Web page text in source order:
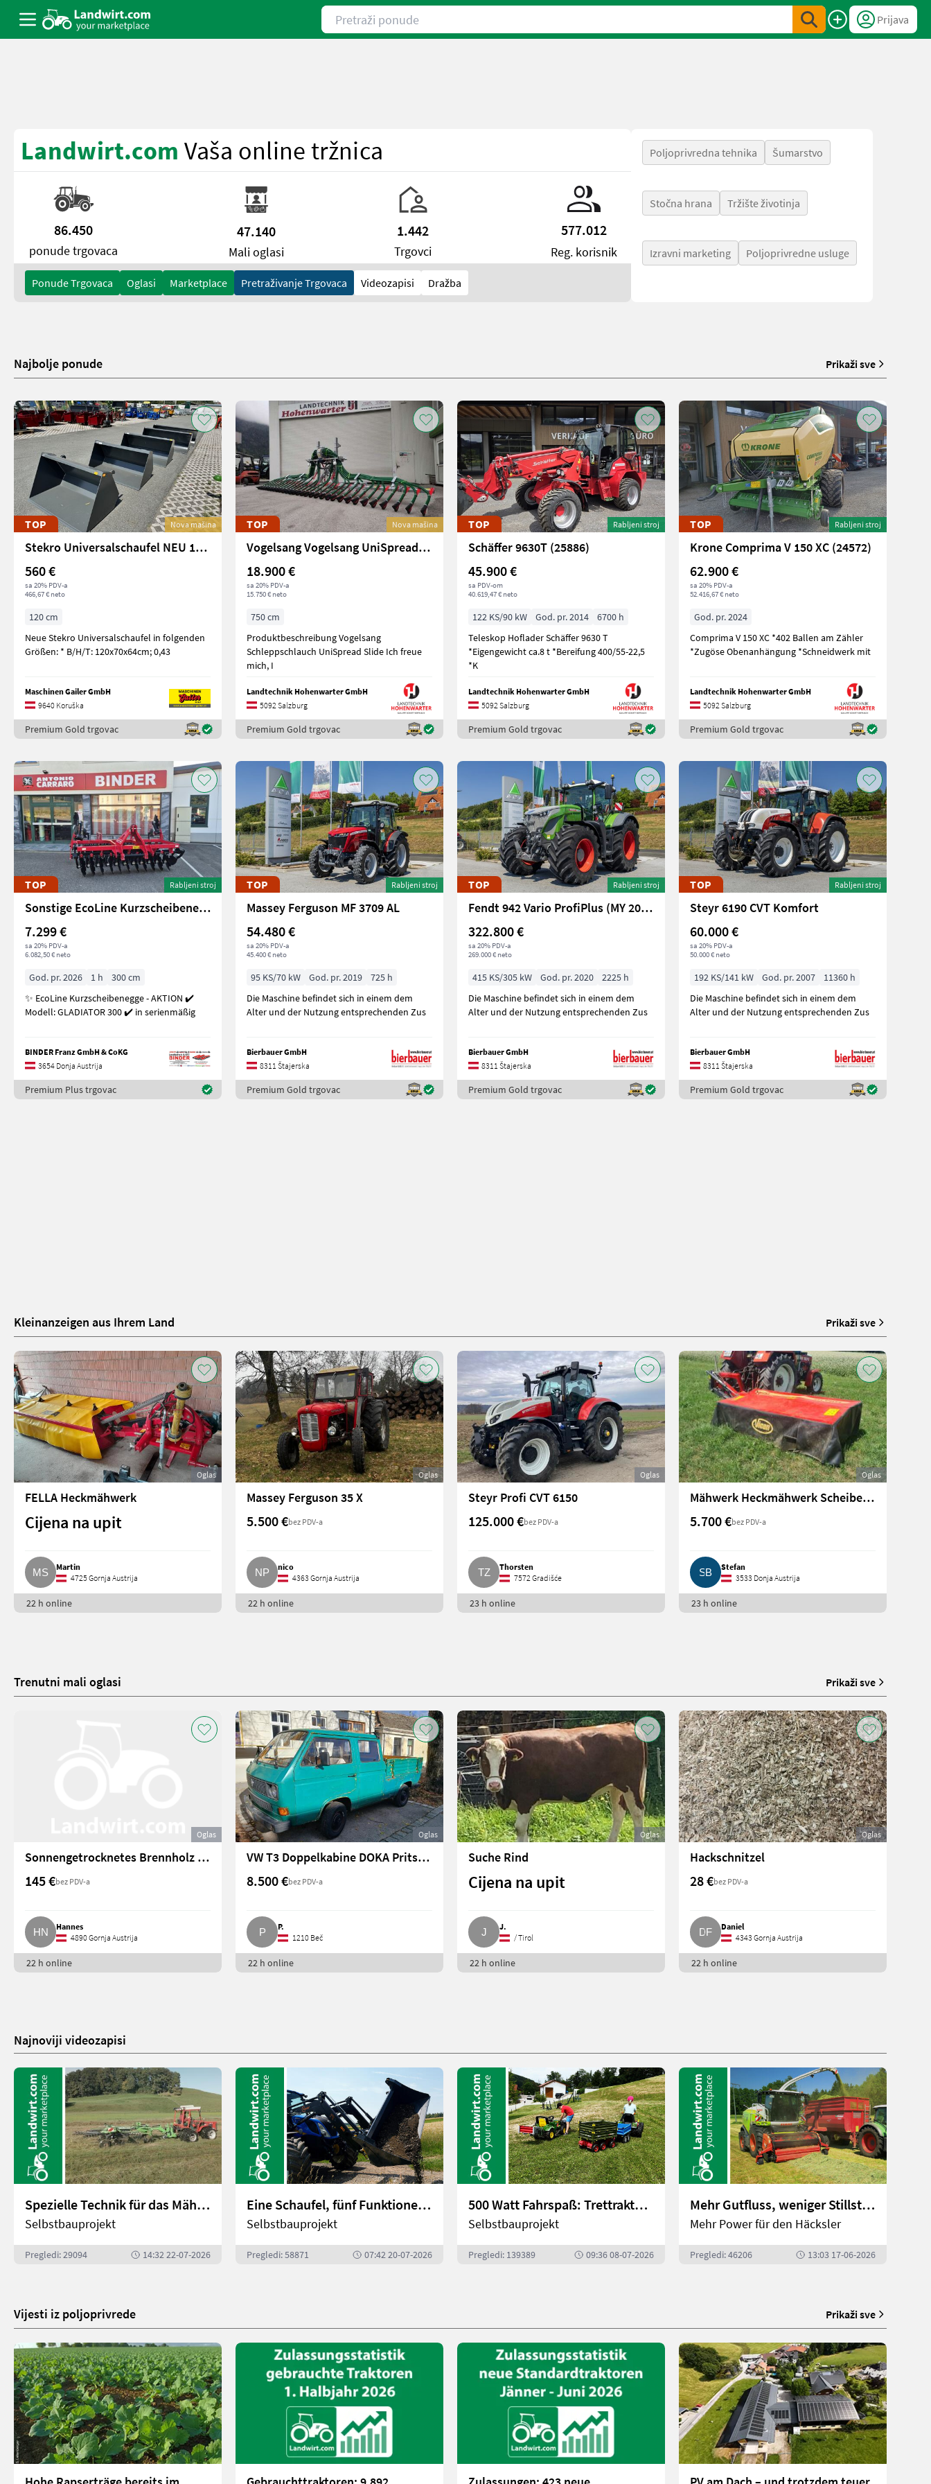
a11y.skipToContent Pretraži ponude
Prijava
Landwirt.com Vaša online tržnica
86.450
ponude trgovaca
47.140
Mali oglasi
1.442
Trgovci
577.012
Reg. korisnik
Ponude Trgovaca Oglasi Marketplace Pretraživanje Trgovaca Videozapisi Dražba
Poljoprivredna tehnika Šumarstvo
Stočna hrana Tržište životinja
Izravni marketing Poljoprivredne usluge
Najbolje ponude Prikaži sve
TOP Nova mašina
Stekro Universalschaufel NEU 120 - 240 cm
560 €
sa 20% PDV-a
466,67 € neto
120 cm
Neue Stekro Universalschaufel in folgenden
Größen: * B/H/T: 120x70x64cm; 0,43
Maschinen Gailer GmbH
9640 Koruška
Premium Gold trgovac
TOP Nova mašina
Vogelsang Vogelsang UniSpread Slide 7,5m (14546)
18.900 €
sa 20% PDV-a
15.750 € neto
750 cm
Produktbeschreibung Vogelsang
Schleppschlauch UniSpread Slide Ich freue
mich, I
Landtechnik Hohenwarter GmbH
5092 Salzburg
Premium Gold trgovac
TOP Rabljeni stroj
Schäffer 9630T (25886)
45.900 €
sa PDV-om
40.619,47 € neto
122 KS/90 kW God. pr. 2014
6700 h
Teleskop Hoflader Schäffer 9630 T
*Eigengewicht ca.8 t *Bereifung 400/55-22,5
*K
Landtechnik Hohenwarter GmbH
5092 Salzburg
Premium Gold trgovac
TOP Rabljeni stroj
Krone Comprima V 150 XC (24572)
62.900 €
sa 20% PDV-a
52.416,67 € neto
God. pr. 2024
Comprima V 150 XC *402 Ballen am Zähler
*Zugöse Obenanhängung *Schneidwerk mit
Landtechnik Hohenwarter GmbH
5092 Salzburg
Premium Gold trgovac
TOP Rabljeni stroj
Sonstige EcoLine Kurzscheibenegge GLADIATOR 300
7.299 €
sa 20% PDV-a
6.082,50 € neto
God. pr. 2026 1 h
300 cm
✨ EcoLine Kurzscheibenegge - AKTION ✔️
Modell: GLADIATOR 300 ✔️ in serienmäßig
BINDER Franz GmbH & CoKG
3654 Donja Austrija
Premium Plus trgovac
TOP Rabljeni stroj
Massey Ferguson MF 3709 AL
54.480 €
sa 20% PDV-a
45.400 € neto
95 KS/70 kW God. pr. 2019
725 h
Die Maschine befindet sich in einem dem
Alter und der Nutzung entsprechenden Zus
Bierbauer GmbH
8311 Štajerska
Premium Gold trgovac
TOP Rabljeni stroj
Fendt 942 Vario ProfiPlus (MY 2020)
322.800 €
sa 20% PDV-a
269.000 € neto
415 KS/305 kW God. pr. 2020
2225 h
Die Maschine befindet sich in einem dem
Alter und der Nutzung entsprechenden Zus
Bierbauer GmbH
8311 Štajerska
Premium Gold trgovac
TOP Rabljeni stroj
Steyr 6190 CVT Komfort
60.000 €
sa 20% PDV-a
50.000 € neto
192 KS/141 kW God. pr. 2007
11360 h
Die Maschine befindet sich in einem dem
Alter und der Nutzung entsprechenden Zus
Bierbauer GmbH
8311 Štajerska
Premium Gold trgovac
Kleinanzeigen aus Ihrem Land Prikaži sve
Oglas
FELLA Heckmähwerk
Cijena na upit
Martin
4725 Gornja Austrija
22 h online
Oglas
Massey Ferguson 35 X
5.500 €bez PDV-a
nico
4363 Gornja Austrija
22 h online
Oglas
Steyr Profi CVT 6150
125.000 €bez PDV-a
Thorsten
7572 Gradišće
23 h online
Oglas
Mähwerk Heckmähwerk Scheibenmähwerk Vicon Extra 122
5.700 €bez PDV-a
Stefan
3533 Donja Austrija
23 h online
Trenutni mali oglasi Prikaži sve
Oglas
Sonnengetrocknetes Brennholz 25 cm
145 €bez PDV-a
Hannes
4890 Gornja Austrija
22 h online
Oglas
VW T3 Doppelkabine DOKA Pritsche PKW
8.500 €bez PDV-a
P.
1210 Beč
22 h online
Oglas
Suche Rind
Cijena na upit
J.
/ Tirol
22 h online
Oglas
Hackschnitzel
28 €bez PDV-a
Daniel
4343 Gornja Austrija
22 h online
Najnoviji videozapisi
Spezielle Technik für das Mähen von Feuchtwiesen | landwirt.com
Selbstbauprojekt
Pregledi: 29094 14:32 22-07-2026
Eine Schaufel, fünf Funktionen - innovatives Selbstbauprojekt | landwirt.com
Selbstbauprojekt
Pregledi: 58871 07:42 20-07-2026
500 Watt Fahrspaß: Trettraktoren mit E-Antrieb | landwirt.com
Selbstbauprojekt
Pregledi: 139389 09:36 08-07-2026
Mehr Gutfluss, weniger Stillstand: Die neue Kemper Pickup im Einsatz | landwirt.com
Mehr Power für den Häcksler
Pregledi: 46206 13:03 17-06-2026
Vijesti iz poljoprivrede Prikaži sve